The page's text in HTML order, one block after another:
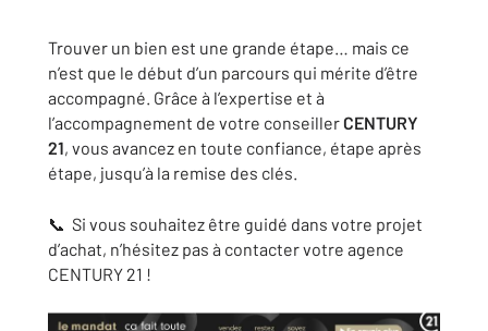
Trouver un bien est une grande étape… mais ce
n’est que le début d’un parcours qui mérite d’être
accompagné. Grâce à l’expertise et à
l’accompagnement de votre conseillerCENTURY
21, vous avancez en toute confiance, étape après
étape, jusqu’à la remise des clés.
📞 Si vous souhaitez être guidé dans votre projet
d’achat, n’hésitez pas à contacter votre agence
CENTURY 21 !